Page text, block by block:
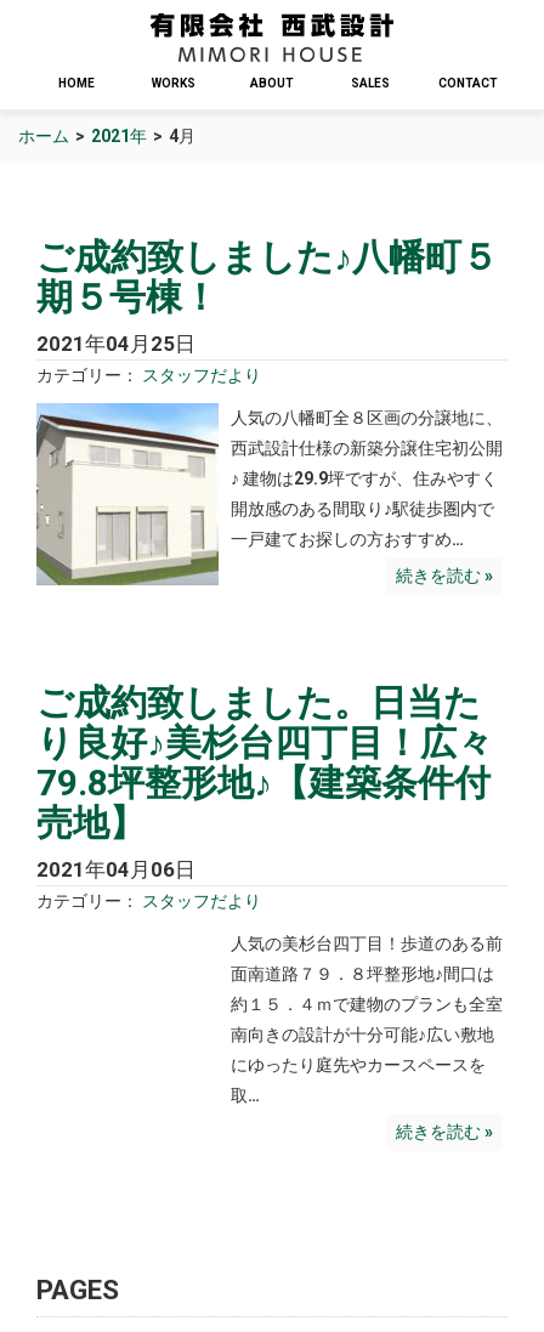
HOME WORKS ABOUT SALES CONTACT
ホーム > 2021年 > 4月
ご成約致しました♪八幡町５
期５号棟！
2021年04月25日
カテゴリー： スタッフだより
人気の八幡町全８区画の分譲地に、
西武設計仕様の新築分譲住宅初公開
♪ 建物は29.9坪ですが、住みやすく
開放感のある間取り♪駅徒歩圏内で
一戸建てお探しの方おすすめ…
続きを読む »
ご成約致しました。日当た
り良好♪美杉台四丁目！広々
79.8坪整形地♪【建築条件付
売地】
2021年04月06日
カテゴリー： スタッフだより
人気の美杉台四丁目！歩道のある前
面南道路７９．８坪整形地♪間口は
約１５．４ｍで建物のプランも全室
南向きの設計が十分可能♪広い敷地
にゆったり庭先やカースペースを
取…
続きを読む »
PAGES